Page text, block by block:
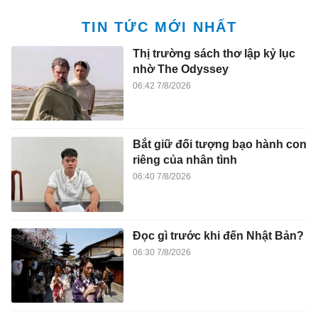
TIN TỨC MỚI NHẤT
Thị trường sách thơ lập kỷ lục
nhờ The Odyssey
06:42 7/8/2026
Bắt giữ đối tượng bạo hành con
riêng của nhân tình
06:40 7/8/2026
Đọc gì trước khi đến Nhật Bản?
06:30 7/8/2026